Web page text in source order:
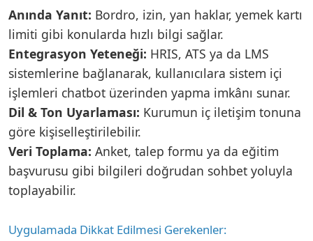
Anında Yanıt: Bordro, izin, yan haklar, yemek kartı
limiti gibi konularda hızlı bilgi sağlar.
Entegrasyon Yeteneği: HRIS, ATS ya da LMS
sistemlerine bağlanarak, kullanıcılara sistem içi
işlemleri chatbot üzerinden yapma imkânı sunar.
Dil & Ton Uyarlaması: Kurumun iç iletişim tonuna
göre kişiselleştirilebilir.
Veri Toplama: Anket, talep formu ya da eğitim
başvurusu gibi bilgileri doğrudan sohbet yoluyla
toplayabilir.
Uygulamada Dikkat Edilmesi Gerekenler: